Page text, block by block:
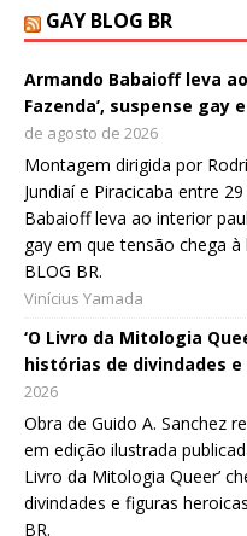
GAY BLOG BR
Armando Babaioff leva
Fazenda’, suspense gay
de agosto de 2026
Montagem dirigida por
Jundiaí e Piracicaba entre
Babaioff leva ao interior
gay em que tensão chega
BLOG BR.
Vinícius Yamada
‘O Livro da Mitologia
histórias de divindades
2026
Obra de Guido A. Sanchez
em edição ilustrada
Livro da Mitologia Queer’
divindades e figuras
BR.